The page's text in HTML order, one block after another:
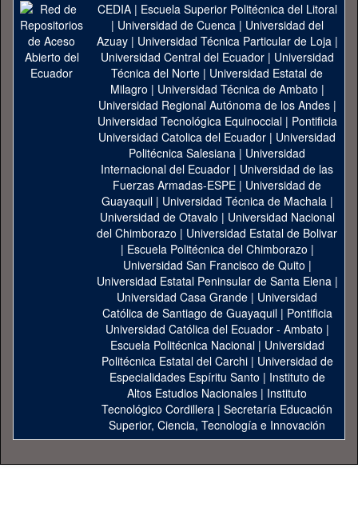
CEDIA| Escuela Superior Politécnica del Litoral
| Universidad de Cuenca| Universidad del
Azuay| Universidad Técnica Particular de Loja|
Universidad Central del Ecuador| Universidad
Técnica del Norte | Universidad Estatal de
Milagro | Universidad Técnica de Ambato |
Universidad Regional Autónoma de los Andes|
Universidad Tecnológica Equinoccial| Pontificia
Universidad Catolica del Ecuador | Universidad
Politécnica Salesiana | Universidad
Internacional del Ecuador | Universidad de las
Fuerzas Armadas-ESPE | Universidad de
Guayaquil| Universidad Técnica de Machala|
Universidad de Otavalo | Universidad Nacional
del Chimborazo | Universidad Estatal de Bolivar
| Escuela Politécnica del Chimborazo |
Universidad San Francisco de Quito |
Universidad Estatal Peninsular de Santa Elena|
Universidad Casa Grande | Universidad
Católica de Santiago de Guayaquil| Pontificia
Universidad Católica del Ecuador - Ambato |
Escuela Politécnica Nacional| Universidad
Politécnica Estatal del Carchi| Universidad de
Especialidades Espíritu Santo | Instituto de
Altos Estudios Nacionales | Instituto
Tecnológico Cordillera | Secretaría Educación
Superior, Ciencia, Tecnología e Innovación